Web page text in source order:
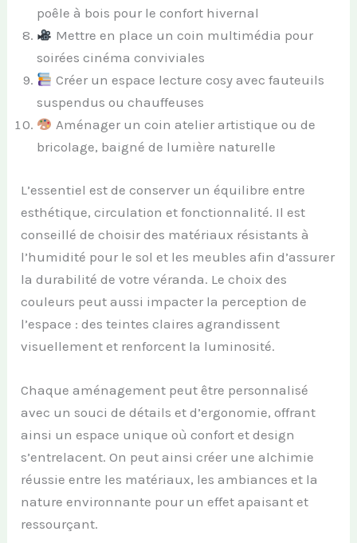
poêle à bois pour le confort hivernal
Mettre en place un coin multimédia pour
soirées cinéma conviviales
Créer un espace lecture cosy avec fauteuils
suspendus ou chauffeuses
Aménager un coin atelier artistique ou de
bricolage, baigné de lumière naturelle
L’essentiel est de conserver un équilibre entre
esthétique, circulation et fonctionnalité. Il est
conseillé de choisir des matériaux résistants à
l’humidité pour le sol et les meubles afin d’assurer
la durabilité de votre véranda. Le choix des
couleurs peut aussi impacter la perception de
l’espace : des teintes claires agrandissent
visuellement et renforcent la luminosité.
Chaque aménagement peut être personnalisé
avec un souci de détails et d’ergonomie, offrant
ainsi un espace unique où confort et design
s’entrelacent. On peut ainsi créer une alchimie
réussie entre les matériaux, les ambiances et la
nature environnante pour un effet apaisant et
ressourçant.